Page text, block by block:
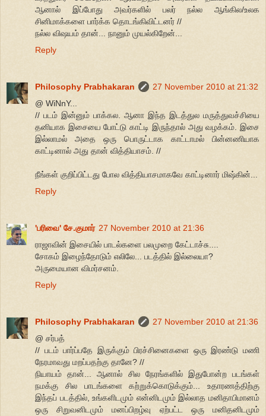
ஆனால் இப்போது அவர்களில் பலர் நல்ல ஆங்கில/உலக
சினிமாக்களை பார்க்க தொடங்கிவிட்டனர் //
நல்ல விஷயம் தான்... நானும் முயல்கிறேன்...
Reply
Philosophy Prabhakaran
27 November 2010 at 21:32
@ WiNnY...
// படம் இன்னும் பாக்கல. ஆனா இந்த இடத்துல மருத்துவச்சியை
தனியாக இசையை போட்டு காட்டி இருந்தால் அது வழக்கம். இசை
இல்லாமல் அதை ஒரு பொருட்டாக காட்டாமல் பின்னணியாக
காட்டினால் அது தான் வித்தியாசம். //
நீங்கள் குறிப்பிட்டது போல வித்தியாசமாகவே காட்டினார் மிஷ்கின்...
Reply
'பரிவை' சே.குமார் 27 November 2010 at 21:36
ராஜாவின் இசையில் பாடல்களை பலமுறை கேட்டாச்சு....
சோகம் இழைந்தோடும் எலிலே... படத்தில் இல்லையா?
அருமையான விமர்சனம்.
Reply
Philosophy Prabhakaran
27 November 2010 at 21:36
@ சர்பத்
// படம் பார்ப்பதே இருக்கும் பிரச்சினைகளை ஒரு இரண்டு மணி
நேரமாவது மறப்பதற்கு தானே? //
நியாயம் தான்... ஆனால் சில நேரங்களில் இதுபோன்ற படங்கள்
நமக்கு சில பாடங்களை கற்றுக்கொடுக்கும்... உதாரணத்திற்கு
இந்தப் படத்தில், உங்களிடமும் என்னிடமும் இல்லாத மனிதாபிமானம்
ஒரு சிறுவனிடமும் மனப்பிறழ்வு ஏற்பட்ட ஒரு மனிதனிடமும்